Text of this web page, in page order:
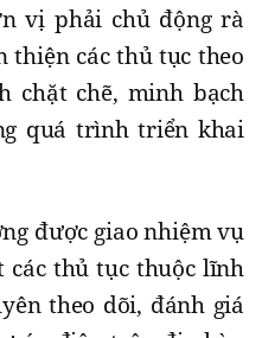
vị phải chủ động rà
thiện các thủ tục theo
chặt chẽ, minh bạch
quá trình triển khai
được giao nhiệm vụ
thủ tục thuộc lĩnh
theo dõi, đánh giá